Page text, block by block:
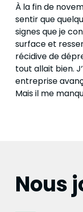
À la fin de
sentir que
signes que je
surface et
récidive de
tout allait bien.
entreprise
Mais il me
Nous